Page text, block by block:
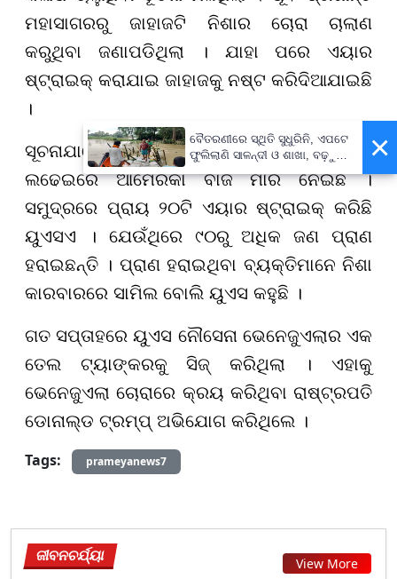
ମହାସାଗରରୁ ଜାହାଜଟି ନିଶାର ଚୋରା ଚାଲାଣ
କରୁଥିବା ଜଣାପଡିଥିଲା । ଯାହା ପରେ ଏୟାର
ଷ୍ଟ୍ରାଇକ୍ କରାଯାଇ ଜାହାଜକୁ ନଷ୍ଟ କରିଦିଆଯାଇଛି
।
ସୂଚନାଯାଯୋଗ୍ୟ, ଗତ ତିନି ମାସ ହେଲା ନିଶା ବିରୋଧୀ
ଲଢେଇରେ ଆମେରିକା ବାଜି ମାରି ନେଇଛି ।
ସମୁଦ୍ରରେ ପ୍ରାୟ ୨୦ଟି ଏୟାର ଷ୍ଟ୍ରାଇକ୍ କରିଛି
ୟୁଏସଏ । ଯେଉଁଥିରେ ୯୦ରୁ ଅଧିକ ଜଣ ପ୍ରାଣ
ହରାଇଛନ୍ତି । ପ୍ରାଣ ହରାଇଥିବା ବ୍ୟକ୍ତିମାନେ ନିଶା
କାରବାରରେ ସାମିଲ ବୋଲି ୟୁଏସ କହୁଛି ।
ଗତ ସପ୍ତାହରେ ୟୁଏସ ନୌସେନା ଭେନେଜୁଏଲାର ଏକ
ତେଲ ଟ୍ୟାଙ୍କରକୁ ସିଜ୍ କରିଥିଲା । ଏହାକୁ
ଭେନେଜୁଏଲା ଚୋରାରେ କ୍ରୟ କରିଥିବା ରାଷ୍ଟ୍ରପତି
ଡୋନାଲ୍ଡ ଟ୍ରମ୍ପ୍ ଅଭିଯୋଗ କରିଥିଲେ ।
Tags:
prameyanews7
ଜୀବନଚର୍ଯ୍ୟା View More
×
ବୈତରଣୀରେ ସ୍ଥିତି ସୁଧୁରିନି, ଏପଟେ
ଫୁଲିଲାଣି ସାଳନ୍ଦୀ ଓ ଶାଖା, ବଢ଼ୁଛି